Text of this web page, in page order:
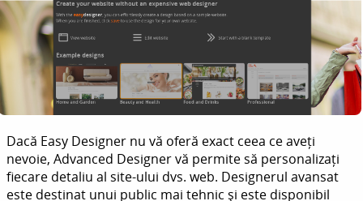
Dacă Easy Designer nu vă oferă exact ceea ce aveți
nevoie, Advanced Designer vă permite să personalizați
fiecare detaliu al site-ului dvs. web. Designerul avansat
este destinat unui public mai tehnic și este disponibil